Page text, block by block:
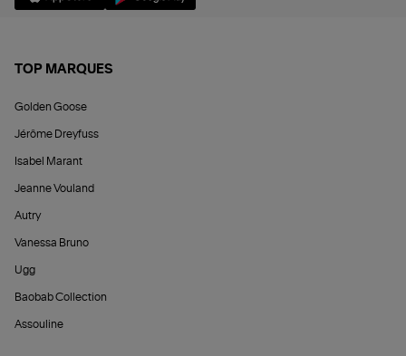
TOP MARQUES
Golden Goose
Jérôme Dreyfuss
Isabel Marant
Jeanne Vouland
Autry
Vanessa Bruno
Ugg
Baobab Collection
Assouline